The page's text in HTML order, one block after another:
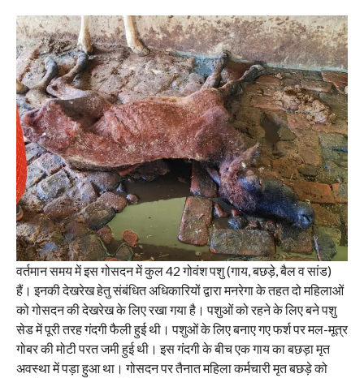
वर्तमान समय में इस गोसदन में कुल 42 गोवंश पशु (गाय, बछड़े, बैल व सांड)
हैं। इनकी देखरेख हेतु संबंधित अधिकारियों द्वारा मनरेगा के तहत दो महिलाओं
को गोसदन की देखरेख के लिए रखा गया है। पशुओं को रहने के लिए बने पशु
सेड में पूरी तरह गंदगी फैली हुई थी। पशुओं के लिए बनाए गए फर्श पर मल-मूत्र
गोबर की मोटी परत जमी हुई थी। इस गंदगी के बीच एक गाय का बछड़ा मृत
अवस्था में पड़ा हुआ था। गोसदन पर तैनात महिला कर्मचारी मृत बछड़े को